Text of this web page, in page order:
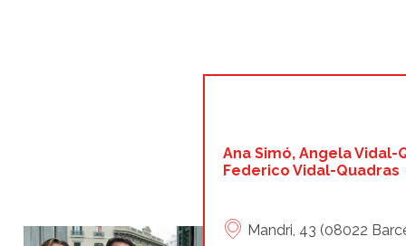
Ana Simó, Angela Vidal-
Federico Vidal-Quadras
Mandri, 43 (08022